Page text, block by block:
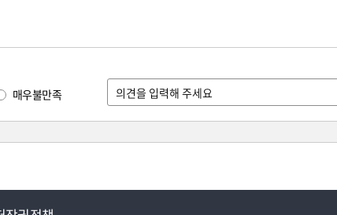
매우불만족